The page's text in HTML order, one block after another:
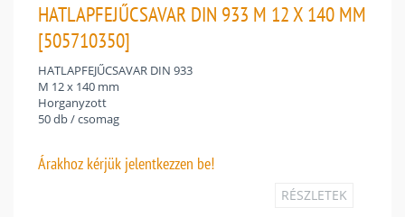
HATLAPFEJŰCSAVAR DIN 933 M 12 X 140 MM
[505710350]
HATLAPFEJŰCSAVAR DIN 933
M 12 x 140 mm
Horganyzott
50 db / csomag
Árakhoz kérjük jelentkezzen be!
RÉSZLETEK